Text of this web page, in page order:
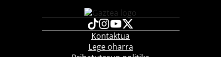
Kontaktua
Lege oharra